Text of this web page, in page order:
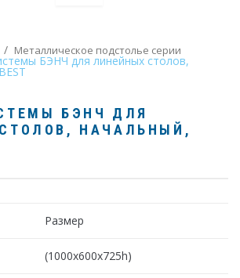
/ Металлическое подстолье серии
БЭНЧ для линейных столов,
БЭНЧ ДЛЯ
НАЧАЛЬНЫЙ ,
Размер
(1000х600х725h)